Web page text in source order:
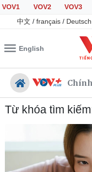
VOV1 VOV2 VOV3
中文 / français / Deutsch
English
Chính trị
Đảng
Tổ chức nhân sự
Từ khóa tìm